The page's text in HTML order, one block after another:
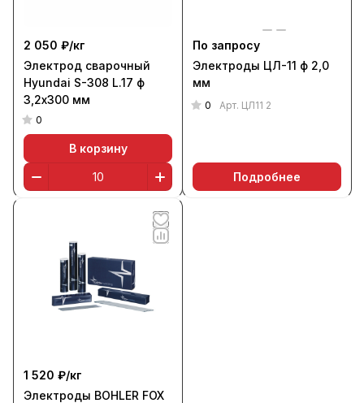
2 050 ₽/кг
Электрод сварочный
Hyundai S-308 L.17 ф
3,2х300 мм
0
В корзину
По запросу
Электроды ЦЛ-11 ф 2,0
мм
0 Арт. ЦЛ11 2
Подробнее
1 520 ₽/кг
Электроды BOHLER FOX